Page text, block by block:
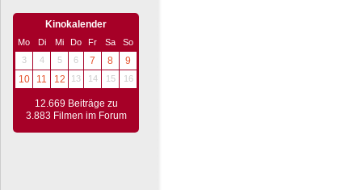
Kinokalender
Mo Di Mi Do Fr Sa
So
3
4 5 6 7 8
9
10
11 12 13 14 15 16
12.669 Beiträge zu
3.883 Filmen im Forum